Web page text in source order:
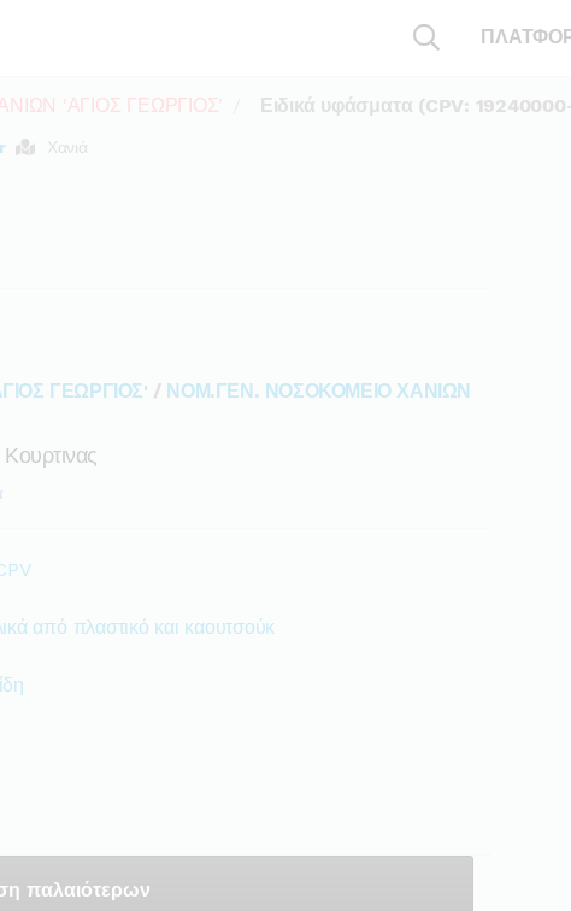
'ΑΓΙΟΣ ΓΕΩΡΓΙΟΣ' Ειδικά υφάσματα (CPV:
Χανιά
ΓΕΩΡΓΙΟΣ' / ΝΟΜ.ΓΕΝ. ΝΟΣΟΚΟΜΕΙΟ ΧΑΝΙΩΝ
από πλαστικό και καουτσούκ
παλαιότερων